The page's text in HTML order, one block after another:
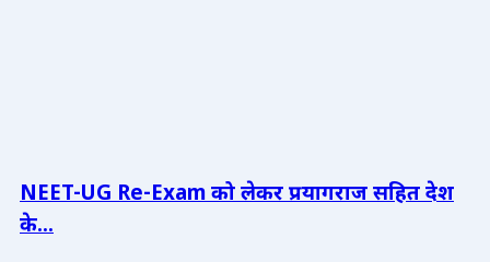
NEET-UG Re-Exam को लेकर प्रयागराज सहित देश
के...